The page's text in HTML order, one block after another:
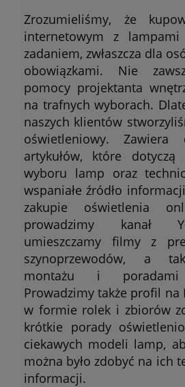
Zrozumieliśmy, że
internetowym z
zadaniem, zwłaszcza dla
obowiązkami. Nie
pomocy projektanta
na trafnych wyborach.
naszych klientów
oświetleniowy.
artykułów, które dotyczą
wyboru lamp oraz
wspaniałe źródło
zakupie oświetlenia
prowadzimy kanał
umieszczamy filmy z
szynoprzewodów, a
montażu i poradami
Prowadzimy także profil na
w formie rolek i zbiorów
krótkie porady
ciekawych modeli lamp,
można było zdobyć na ich
informacji.